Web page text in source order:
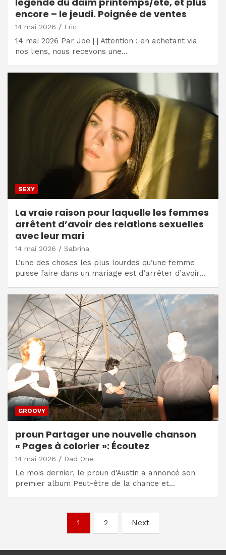
encore – le jeudi. Poignée de ventes
14 mai 2026 Eric
14 mai 2026 Par Joe | | Attention : en achetant via
nos liens, nous recevons une…
SEXY
La vraie raison pour laquelle les femmes
arrêtent d’avoir des relations sexuelles
avec leur mari
14 mai 2026 Sabrina
L’une des choses les plus lourdes qu’une femme
puisse faire dans un mariage est d’arrêter d’avoir…
GROOVY
proun Partager une nouvelle chanson
« Pages à colorier »: Écoutez
14 mai 2026 Dad One
Le mois dernier, le proun d'Austin a annoncé son
premier album Peut-être de la chance et…
1 2 Next